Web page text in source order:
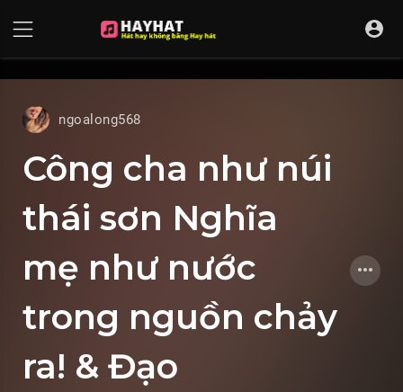
ngoalong568
Công cha như núi
thái sơn Nghĩa
mẹ như nước
trong nguồn chảy
ra! & Đạo